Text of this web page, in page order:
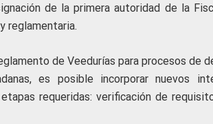
de la primera autoridad de la
reglamentaria.
de Veedurías para procesos de
es posible incorporar nuevos
requeridas: verificación de